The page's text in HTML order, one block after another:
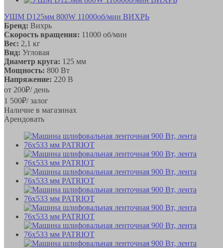
УШМ D125мм 800W 11000об/мин ВИХРЬ
Бренд: Вихрь
Скорость вращения: 11000 об/мин
Вес: 2,1 кг
Вид: Угловая
Диаметр круга: 125 мм
Мощность: 800 Вт
Напряжение: 220 В
от 200₽/ день
1 500₽/ залог
Наличие в магазинах
Арендовать